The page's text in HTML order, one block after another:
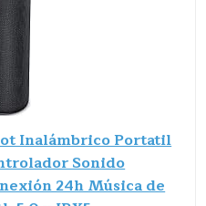
Inalámbrico Portatil
Sonido
24h Música de